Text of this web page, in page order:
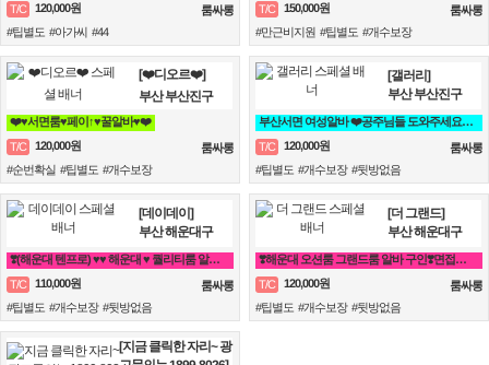
T/C
120,000원
룸싸롱
#팁별도 #아가씨 #44
T/C
150,000원
룸싸롱
#만근비지원 #팁별도 #개수보장
[❤️디오르❤️]
부산 부산진구
❤️♥서면룸♥페이↑♥꿀알바♥❤️
T/C
120,000원
룸싸롱
#순번확실 #팁별도 #개수보장
[갤러리]
부산 부산진구
부산서면 여성알바 ❤️공주님들 도와주세요^^❤️
T/C
120,000원
룸싸롱
#팁별도 #개수보장 #뒷방없음
[데이데이]
부산 해운대구
❣️(해운대 텐프로) ♥♥ 해운대 ♥ 퀄리티룸 알바 ♥ 룸빠 ♥1번 ♥♥❣️ 룸알바 쩜오
T/C
110,000원
룸싸롱
#팁별도 #개수보장 #뒷방없음
[더 그랜드]
부산 해운대구
❣️해운대 오션룸 그랜드룸 알바 구인❣️면접비❣️만근비❣️소개비❣️마이킹❣️차비 지원❣️
T/C
120,000원
룸싸롱
#팁별도 #개수보장 #뒷방없음
[지금 클릭한 자리~ 광